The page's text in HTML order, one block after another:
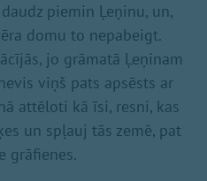
piemin Ļeņinu, un,
domu to nepabeigt.
jo grāmatā Ļeņinam
viņš pats apsēsts ar
attēloti kā īsi, resni, kas
un spļauj tās zemē, pat
grāfienes.